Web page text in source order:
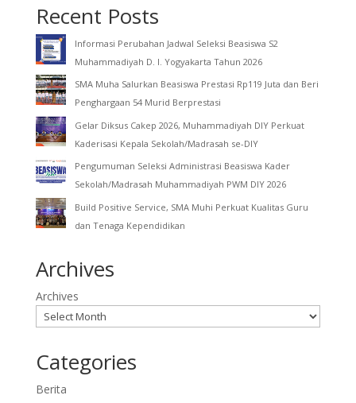
Recent Posts
Informasi Perubahan Jadwal Seleksi Beasiswa S2
Muhammadiyah D. I. Yogyakarta Tahun 2026
SMA Muha Salurkan Beasiswa Prestasi Rp119 Juta dan Beri
Penghargaan 54 Murid Berprestasi
Gelar Diksus Cakep 2026, Muhammadiyah DIY Perkuat
Kaderisasi Kepala Sekolah/Madrasah se-DIY
Pengumuman Seleksi Administrasi Beasiswa Kader
Sekolah/Madrasah Muhammadiyah PWM DIY 2026
Build Positive Service, SMA Muhi Perkuat Kualitas Guru
dan Tenaga Kependidikan
Archives
Archives
Categories
Berita